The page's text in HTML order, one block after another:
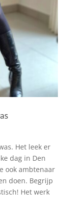
Het leek er
dag in Den
ook ambtenaar
doen. Begrijp
Het werk